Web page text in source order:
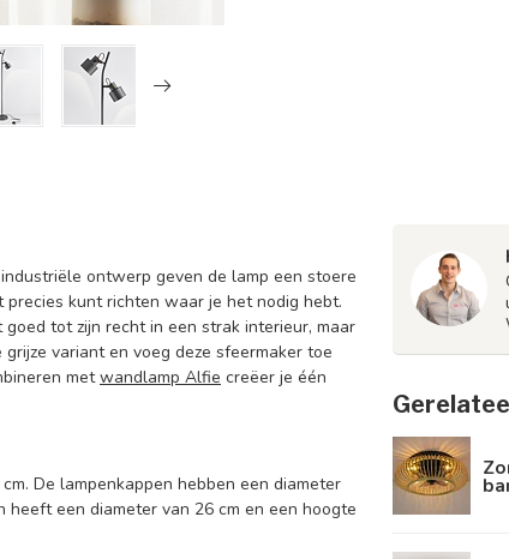
ontwerp geven de lamp een stoere
kunt richten waar je het nodig hebt.
tot zijn recht in een strak interieur, maar
variant en voeg deze sfeermaker toe
metwandlamp Alfie creëer je één
De lampenkappen hebben een diameter
heeft een diameter van 26 cm en een hoogte